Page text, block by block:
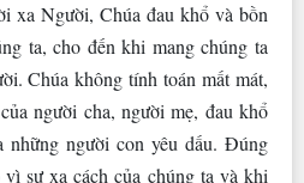
xa Người, Chúa đau khổ và bồn
ta, cho đến khi mang chúng ta
Chúa không tính toán mất mát,
người cha, người mẹ, đau khổ
những người con yêu dấu. Đúng
sự xa cách của chúng ta và khi